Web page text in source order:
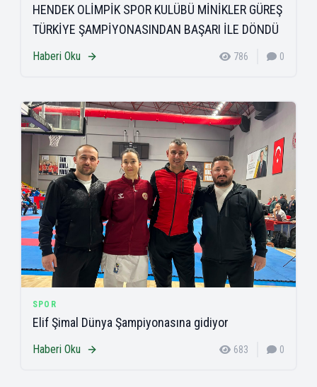
HENDEK OLİMPİK SPOR KULÜBÜ MİNİKLER GÜREŞ
TÜRKİYE ŞAMPİYONASINDAN BAŞARI İLE DÖNDÜ
Haberi Oku 786 0
SPOR
Elif Şimal Dünya Şampiyonasına gidiyor
Haberi Oku 683 0